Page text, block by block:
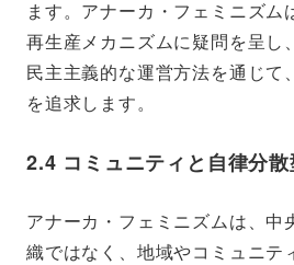
ます。アナーカ・フェミニズム
再生産メカニズムに疑問を呈し
民主主義的な運営方法を通じて
を追求します。
2.4 コミュニティと自律分
アナーカ・フェミニズムは、中
織ではなく、地域やコミュニテ